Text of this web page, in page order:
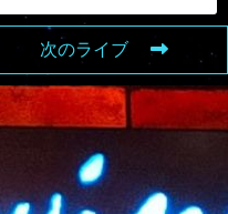
次のライブ